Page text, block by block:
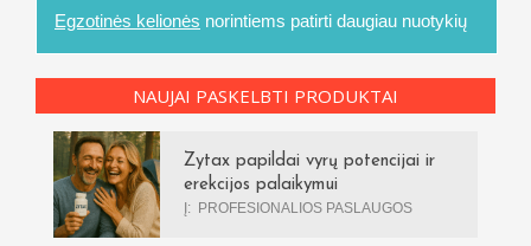
Egzotinės kelionės norintiems patirti daugiau nuotykių
NAUJAI PASKELBTI PRODUKTAI
Zytax papildai vyrų potencijai ir
erekcijos palaikymui
Į: PROFESIONALIOS PASLAUGOS